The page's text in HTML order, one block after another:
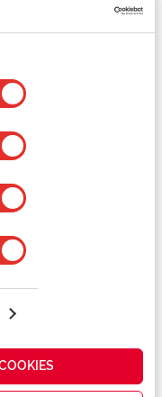
CAROLINA